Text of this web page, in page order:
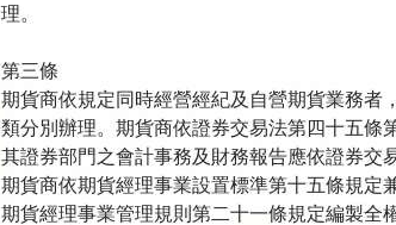
理。
第三條
期貨商依規定同時經營經紀及自營期貨業務者
類分別辦理。期貨商依證券交易法第四十五條
其證券部門之會計事務及財務報告應依證券交
期貨商依期貨經理事業設置標準第十五條規定
期貨經理事業管理規則第二十一條規定編製全